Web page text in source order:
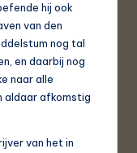
hij ook
van den
nog tal
en daarbij nog
naar alle
aldaar afkomstig
van het in